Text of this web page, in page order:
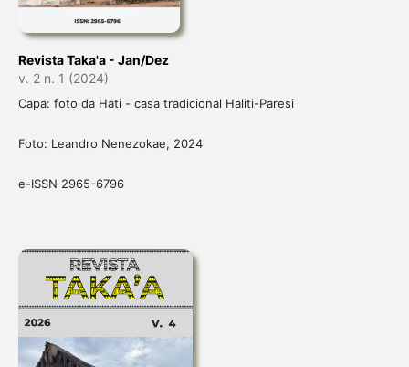
Revista Taka'a - Jan/Dez
v. 2 n. 1 (2024)
Capa: foto da Hati - casa tradicional Haliti-Paresi
Foto: Leandro Nenezokae, 2024
e-ISSN 2965-6796